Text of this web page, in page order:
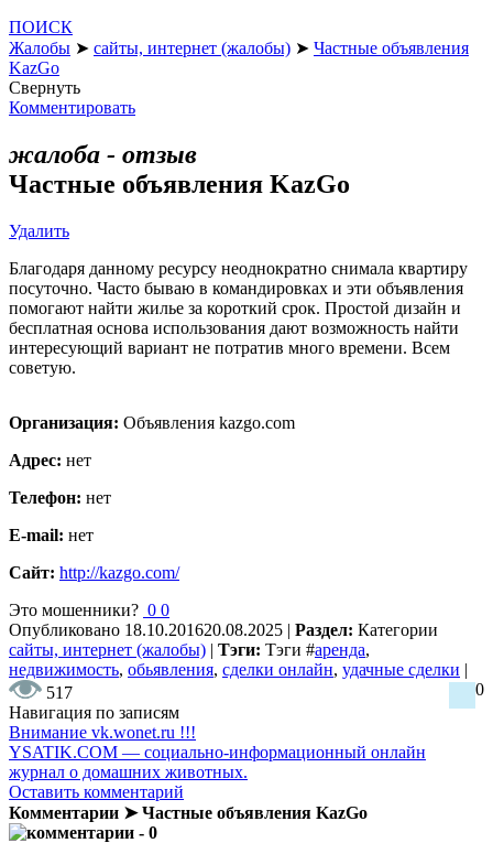
ПОИСК
Жалобы ➤ сайты, интернет (жалобы) ➤ Частные объявления
KazGo
Свернуть
Комментировать
жалоба - отзыв
Частные объявления KazGo
Удалить
Благодаря данному ресурсу неоднократно снимала квартиру
посуточно. Часто бываю в командировках и эти объявления
помогают найти жилье за короткий срок. Простой дизайн и
бесплатная основа использования дают возможность найти
интересующий вариант не потратив много времени. Всем
советую.
Организация: Объявления kazgo.com
Адрес: нет
Телефон: нет
E-mail: нет
Сайт: http://kazgo.com/
Это мошенники? 0 0
Опубликовано 18.10.201620.08.2025 | Раздел: Категории
сайты, интернет (жалобы) | Тэги: Тэги #аренда,
недвижимость, обьявления, сделки онлайн, удачные сделки |
517
0
Навигация по записям
Внимание vk.wonet.ru !!!
YSATIK.COM — социально-информационный онлайн
журнал о домашних животных.
Оставить комментарий
Комментарии ➤ Частные объявления KazGo
- 0